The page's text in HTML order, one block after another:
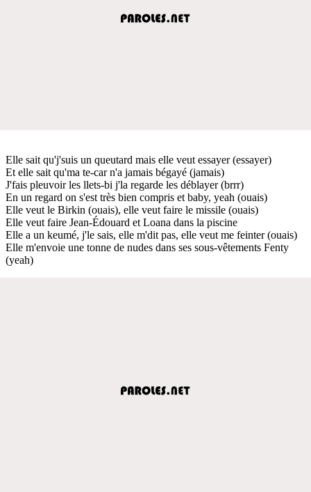
Elle sait qu'j'suis un queutard mais elle veut essayer (essayer)
Et elle sait qu'ma te-car n'a jamais bégayé (jamais)
J'fais pleuvoir les llets-bi j'la regarde les déblayer (brrr)
En un regard on s'est très bien compris et baby, yeah (ouais)
Elle veut le Birkin (ouais), elle veut faire le missile (ouais)
Elle veut faire Jean-Édouard et Loana dans la piscine
Elle a un keumé, j'le sais, elle m'dit pas, elle veut me feinter (ouais)
Elle m'envoie une tonne de nudes dans ses sous-vêtements Fenty
(yeah)